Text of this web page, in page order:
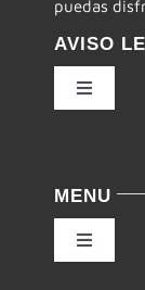
puedas
AVISO
Toggle
Condiciones de
MENU
Toggle